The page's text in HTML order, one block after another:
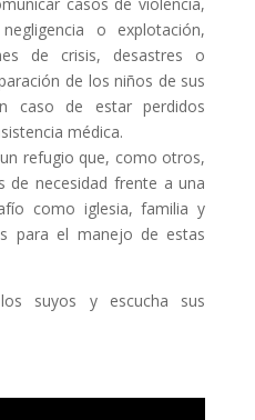
o explotación,
de crisis, desastres o
de los niños de sus
caso de estar perdidos
médica.
refugio que, como otros,
de necesidad frente a una
como iglesia, familia y
para el manejo de estas
suyos y escucha sus